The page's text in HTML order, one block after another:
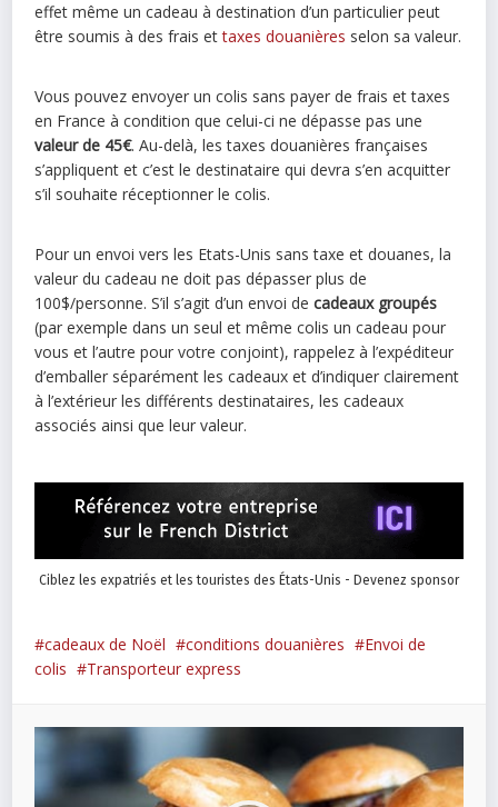
effet même un cadeau à destination d’un particulier peut
être soumis à des frais ettaxes douanières selon sa valeur.
Vous pouvez envoyer un colis sans payer de frais et taxes
en France à condition que celui-ci ne dépasse pas une
valeur de 45€. Au-delà, les taxes douanières françaises
s’appliquent et c’est le destinataire qui devra s’en acquitter
s’il souhaite réceptionner le colis.
Pour un envoi vers les Etats-Unis sans taxe et douanes, la
valeur du cadeau ne doit pas dépasser plus de
100$/personne. S’il s’agit d’un envoi decadeaux groupés
(par exemple dans un seul et même colis un cadeau pour
vous et l’autre pour votre conjoint), rappelez à l’expéditeur
d’emballer séparément les cadeaux et d’indiquer clairement
à l’extérieur les différents destinataires, les cadeaux
associés ainsi que leur valeur.
Ciblez les expatriés et les touristes des États-Unis - Devenez sponsor
cadeaux de Noël conditions douanières
Envoi de
colis
Transporteur express